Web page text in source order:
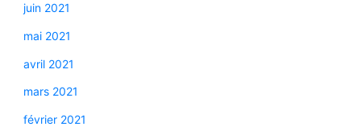
juin 2021
mai 2021
avril 2021
mars 2021
février 2021